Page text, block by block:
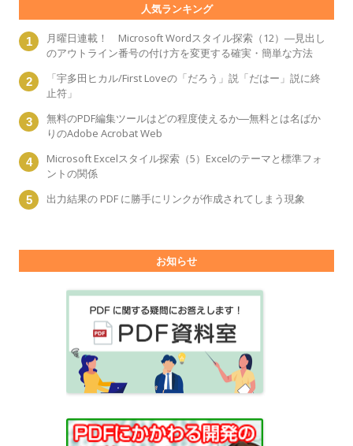
人気ランキング
月曜日連載！ Microsoft Wordスタイル探索（12）―見出し
のアウトライン番号の付け方を変更する確実・簡単な方法
「宇多田ヒカル/First Loveの「だろう」説「だはー」説に終
止符」
無料のPDF編集ツールはどの程度使えるか―無料とは名ばか
りのAdobe Acrobat Web
Microsoft Excelスタイル探索（5）Excelのテーマと標準フォ
ントの関係
出力結果の PDF に勝手にリンクが作成されてしまう現象
お知らせ